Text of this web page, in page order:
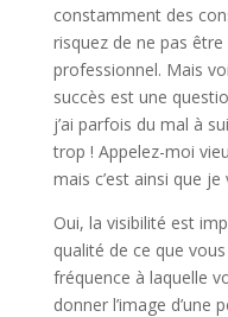
constamment des
risquez de ne pas
professionnel. Mais
succès est une
j’ai parfois du mal à
trop ! Appelez-moi
mais c’est ainsi que
Oui, la visibilité est
qualité de ce que
fréquence à laquelle
donner l’image